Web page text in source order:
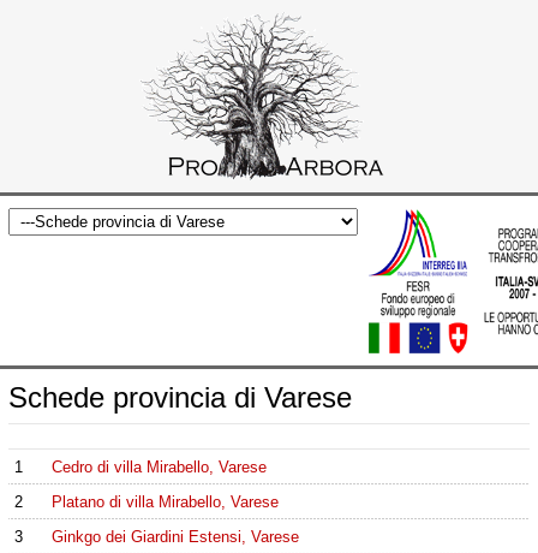
Schede provincia di Varese
1
Cedro di villa Mirabello, Varese
2
Platano di villa Mirabello, Varese
3
Ginkgo dei Giardini Estensi, Varese